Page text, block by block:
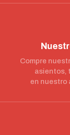
Compre
asientos,
en nuestro